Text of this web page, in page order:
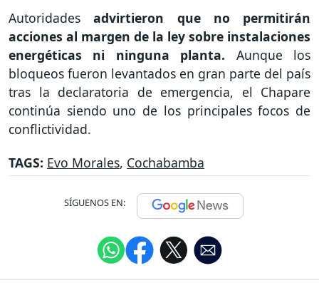
Autoridadesadvirtieron que no permitirán
acciones al margen de la ley sobre instalaciones
energéticas ni ninguna planta. Aunque los
bloqueos fueron levantados en gran parte del país
tras la declaratoria de emergencia, el Chapare
continúa siendo uno de los principales focos de
conflictividad.
TAGS: Evo Morales, Cochabamba
SÍGUENOS EN: